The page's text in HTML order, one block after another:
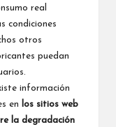
real
condiciones
otros
puedan
información
en
los sitios web
la degradación